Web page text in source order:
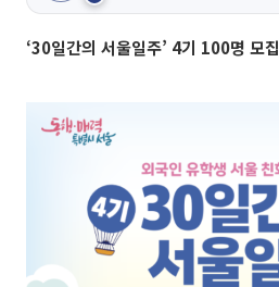
‘30일간의 서울일주’ 4기 100명 모집